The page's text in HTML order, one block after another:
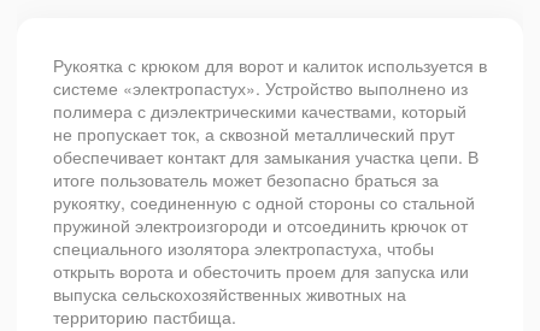
Рукоятка с крюком для ворот и калиток используется в
системе «электропастух». Устройство выполнено из
полимера с диэлектрическими качествами, который
не пропускает ток, а сквозной металлический прут
обеспечивает контакт для замыкания участка цепи. В
итоге пользователь может безопасно браться за
рукоятку, соединенную с одной стороны со стальной
пружиной электроизгороди и отсоединить крючок от
специального изолятора электропастуха, чтобы
открыть ворота и обесточить проем для запуска или
выпуска сельскохозяйственных животных на
территорию пастбища.